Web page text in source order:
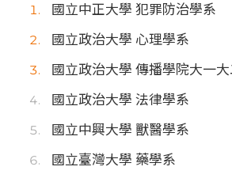
國立中正大學 犯罪防治學系
國立政治大學 心理學系
國立政治大學 傳播學院大一
國立政治大學 法律學系
國立中興大學 獸醫學系
國立臺灣大學 藥學系